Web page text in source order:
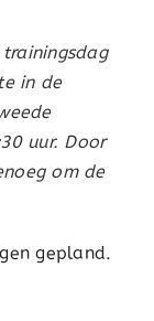
in de
uur. Door
om de
gepland.